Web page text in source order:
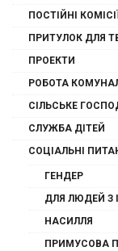
ПОСТІЙНІ КОМІСІЇ
ПРИТУЛОК ДЛЯ
ПРОЕКТИ
РОБОТА
СІЛЬСЬКЕ
СЛУЖБА ДІТЕЙ
СОЦІАЛЬНІ
ГЕНДЕР
ДЛЯ ЛЮДЕЙ З
НАСИЛЛЯ
ПРИМУСОВА